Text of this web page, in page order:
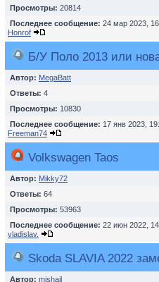
Просмотры: 20814
Последнее сообщение: 24 мар 2023,
Honrof
Б/У Поло 2013 или
Автор: MegaBatt
Ответы: 4
Просмотры: 10830
Последнее сообщение: 17 янв 2023,
Freeman74
Volkswagen Taos
Автор: Mikky72
Ответы: 64
Просмотры: 53963
Последнее сообщение: 22 июн 2022,
vladislav.
Skoda SLAVIA 2022
Автор: mishail